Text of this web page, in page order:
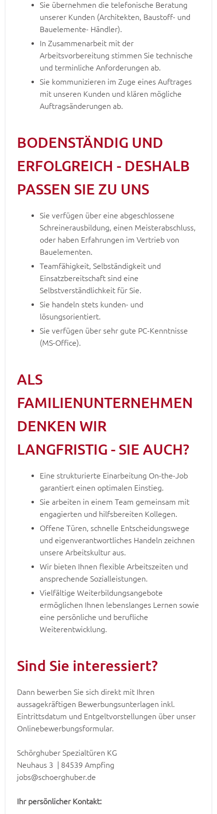
Sie übernehmen die telefonische Beratung
unserer Kunden (Architekten, Baustoff- und
Bauelemente- Händler).
In Zusammenarbeit mit der
Arbeitsvorbereitung stimmen Sie technische
und terminliche Anforderungen ab.
Sie kommunizieren im Zuge eines Auftrages
mit unseren Kunden und klären mögliche
Auftragsänderungen ab.
BODENSTÄNDIG UND
ERFOLGREICH - DESHALB
PASSEN SIE ZU UNS
Sie verfügen über eine abgeschlossene
Schreinerausbildung, einen Meisterabschluss,
oder haben Erfahrungen im Vertrieb von
Bauelementen.
Teamfähigkeit, Selbständigkeit und
Einsatzbereitschaft sind eine
Selbstverständlichkeit für Sie.
Sie handeln stets kunden- und
lösungsorientiert.
Sie verfügen über sehr gute PC-Kenntnisse
(MS-Office).
ALS
FAMILIENUNTERNEHMEN
DENKEN WIR
LANGFRISTIG - SIE AUCH?
Eine strukturierte Einarbeitung On-the-Job
garantiert einen optimalen Einstieg.
Sie arbeiten in einem Team gemeinsam mit
engagierten und hilfsbereiten Kollegen.
Offene Türen, schnelle Entscheidungswege
und eigenverantwortliches Handeln zeichnen
unsere Arbeitskultur aus.
Wir bieten Ihnen flexible Arbeitszeiten und
ansprechende Sozialleistungen.
Vielfältige Weiterbildungsangebote
ermöglichen Ihnen lebenslanges Lernen sowie
eine persönliche und berufliche
Weiterentwicklung.
Sind Sie interessiert?
Dann bewerben Sie sich direkt mit Ihren
aussagekräftigen Bewerbungsunterlagen inkl.
Eintrittsdatum und Entgeltvorstellungen über unser
Onlinebewerbungsformular.
Schörghuber Spezialtüren KG
Neuhaus 3 | 84539 Ampfing
jobs@schoerghuber.de
Ihr persönlicher Kontakt: